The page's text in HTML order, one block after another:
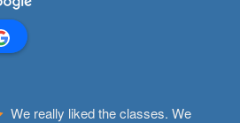
We really liked the classes. We